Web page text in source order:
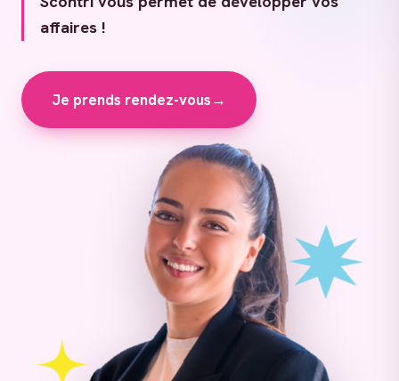
affaires !
Je prends rendez-vous→